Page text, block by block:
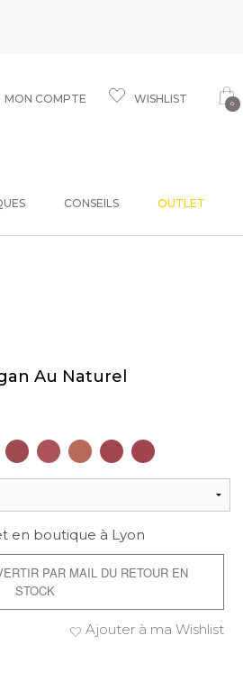
MON COMPTE WISHLIST 0
CONSEILS OUTLET
Au Naturel
en boutique à Lyon
PAR MAIL DU RETOUR EN
STOCK
Ajouter à ma Wishlist